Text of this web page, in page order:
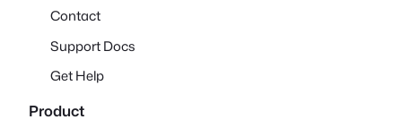
Contact
Support Docs
Get Help
Product